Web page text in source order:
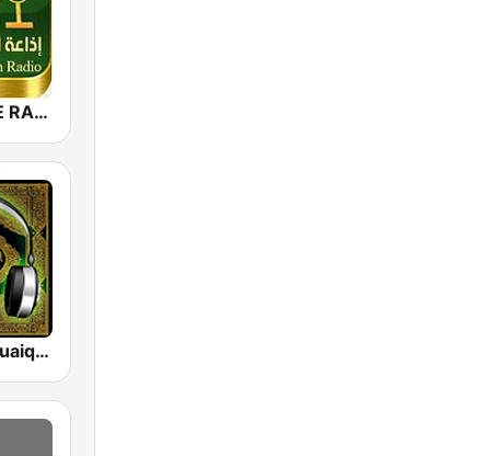
QURAN LIVE RADIO
Maher Al-Muaiqly (ماهر المعيقلي)